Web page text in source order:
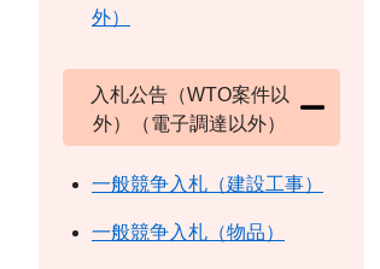
外）
入札公告（WTO案件以
外）（電子調達以外）
一般競争入札（建設工事）
一般競争入札（物品）